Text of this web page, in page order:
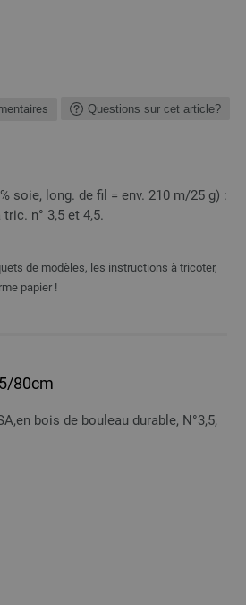
Questions sur cet article?
soie, long. de fil = env. 210 m/25 g) :
n° 3,5 et 4,5.
de modèles, les instructions à tricoter,
papier !
80cm
bois de bouleau durable, N°3,5,